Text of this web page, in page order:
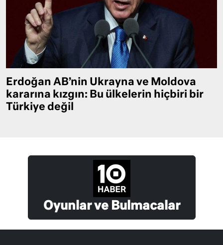
Erdoğan AB’nin Ukrayna ve Moldova
kararına kızgın: Bu ülkelerin hiçbiri bir
Türkiye değil
Oyunlar ve Bulmacalar